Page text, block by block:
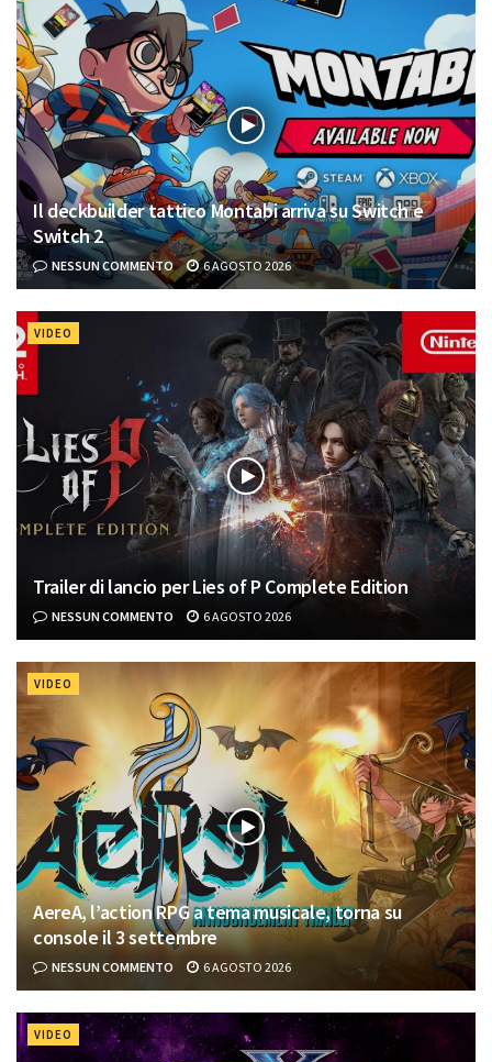
Il deckbuilder tattico Montabi arriva su Switch e
Switch 2
NESSUN COMMENTO 6 AGOSTO 2026
VIDEO
Trailer di lancio per Lies of P Complete Edition
NESSUN COMMENTO 6 AGOSTO 2026
VIDEO
AereA, l’action RPG a tema musicale, torna su
console il 3 settembre
NESSUN COMMENTO 6 AGOSTO 2026
VIDEO